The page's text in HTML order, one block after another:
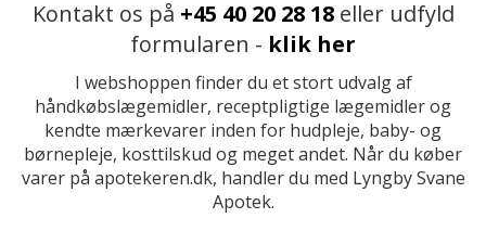
Kontakt os på +45 40 20 28 18eller udfyld
formularen - klik her
I webshoppen finder du et stort udvalg af
håndkøbslægemidler, receptpligtige lægemidler og
kendte mærkevarer inden for hudpleje, baby- og
børnepleje, kosttilskud og meget andet. Når du køber
varer på apotekeren.dk, handler du med Lyngby Svane
Apotek.